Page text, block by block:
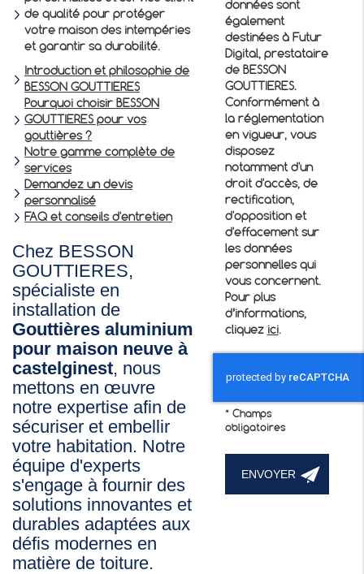
de qualité pour protéger
votre maison des intempéries
et garantir sa durabilité.
Introduction et philosophie de
BESSON GOUTTIERES
Pourquoi choisir BESSON
GOUTTIERES pour vos
gouttières ?
Notre gamme complète de
services
Demandez un devis
personnalisé
FAQ et conseils d'entretien
Chez BESSON
GOUTTIERES,
spécialiste en
installation de
Gouttières aluminium
pour maison neuve à
castelginest, nous
mettons en œuvre
notre expertise afin de
sécuriser et embellir
votre habitation. Notre
équipe d'experts
s'engage à fournir des
solutions innovantes et
durables adaptées aux
défis modernes en
matière de toiture.
données sont
également
destinées à Futur
Digital, prestataire
de BESSON
GOUTTIERES.
Conformément à
la réglementation
en vigueur, vous
disposez
notamment d'un
droit d'accès, de
rectification,
d'opposition et
d'effacement sur
les données
personnelles qui
vous concernent.
Pour plus
d’informations,
cliquez ici.
* Champs
obligatoires